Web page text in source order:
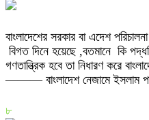
বাংলাদেশের সরকার বা এদেশ
বিগত দিনে হয়েছে ,বতমানে কি
গণতান্ত্রিক হবে তা নিধারণ করে
——— বাংলাদেশ নেজামে ইসলাম
৮